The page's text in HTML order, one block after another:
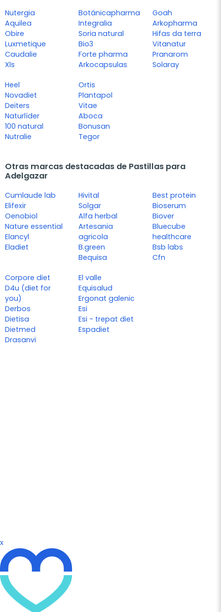
Nutergia
Aquilea
Obire
Luxmetique
Caudalie
Xls
Botánicapharma
Integralia
Soria natural
Bio3
Forte pharma
Arkocapsulas
Goah
Arkopharma
Hifas da terra
Vitanatur
Pranarom
Solaray
Heel
Novadiet
Deiters
Naturlíder
100 natural
Nutralie
Ortis
Plantapol
Vitae
Aboca
Bonusan
Tegor
Otras marcas destacadas de Pastillas para
Adelgazar
Cumlaude lab
Elifexir
Oenobiol
Nature essential
Elancyl
Eladiet
Hivital
Solgar
Alfa herbal
Artesania
agricola
B.green
Bequisa
Best protein
Bioserum
Biover
Bluecube
healthcare
Bsb labs
Cfn
Corpore diet
D4u (diet for
you)
Derbos
Dietisa
Dietmed
Drasanvi
El valle
Equisalud
Ergonat galenic
Esi
Esi - trepat diet
Espadiet
x